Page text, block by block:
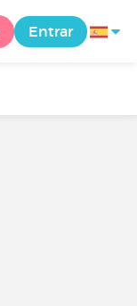
Entrar